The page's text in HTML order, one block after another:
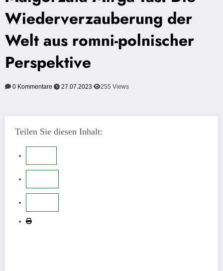
Wiederverzauberung der
Welt aus romni-polnischer
Perspektive
0 Kommentare 27.07.2023 255 Views
Teilen Sie diesen Inhalt: